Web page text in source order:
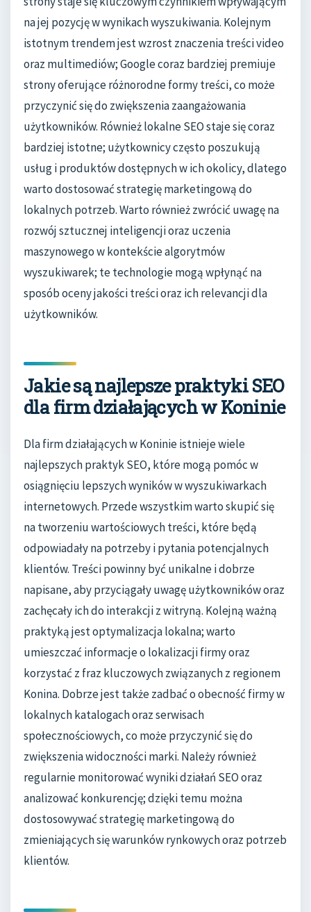
na jej pozycję w wynikach wyszukiwania. Kolejnym
istotnym trendem jest wzrost znaczenia treści video
oraz multimediów; Google coraz bardziej premiuje
strony oferujące różnorodne formy treści, co może
przyczynić się do zwiększenia zaangażowania
użytkowników. Również lokalne SEO staje się coraz
bardziej istotne; użytkownicy często poszukują
usług i produktów dostępnych w ich okolicy, dlatego
warto dostosować strategię marketingową do
lokalnych potrzeb. Warto również zwrócić uwagę na
rozwój sztucznej inteligencji oraz uczenia
maszynowego w kontekście algorytmów
wyszukiwarek; te technologie mogą wpłynąć na
sposób oceny jakości treści oraz ich relevancji dla
użytkowników.
Jakie są najlepsze praktyki SEO
dla firm działających w Koninie
Dla firm działających w Koninie istnieje wiele
najlepszych praktyk SEO, które mogą pomóc w
osiągnięciu lepszych wyników w wyszukiwarkach
internetowych. Przede wszystkim warto skupić się
na tworzeniu wartościowych treści, które będą
odpowiadały na potrzeby i pytania potencjalnych
klientów. Treści powinny być unikalne i dobrze
napisane, aby przyciągały uwagę użytkowników oraz
zachęcały ich do interakcji z witryną. Kolejną ważną
praktyką jest optymalizacja lokalna; warto
umieszczać informacje o lokalizacji firmy oraz
korzystać z fraz kluczowych związanych z regionem
Konina. Dobrze jest także zadbać o obecność firmy w
lokalnych katalogach oraz serwisach
społecznościowych, co może przyczynić się do
zwiększenia widoczności marki. Należy również
regularnie monitorować wyniki działań SEO oraz
analizować konkurencję; dzięki temu można
dostosowywać strategię marketingową do
zmieniających się warunków rynkowych oraz potrzeb
klientów.